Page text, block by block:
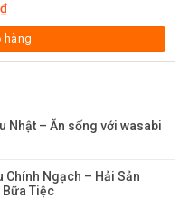
₫
hàng
Nhật – Ăn sống với wasabi
Chính Ngạch – Hải Sản
Bữa Tiệc